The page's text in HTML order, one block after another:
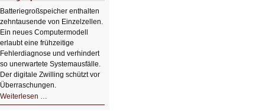
von
Studierenden
Batteriegroßspeicher enthalten
zehntausende von Einzelzellen.
Ein neues Computermodell
erlaubt eine frühzeitige
Fehlerdiagnose und verhindert
so unerwartete Systemausfälle.
Der digitale Zwilling schützt vor
Überraschungen.
Weiterlesen …
für